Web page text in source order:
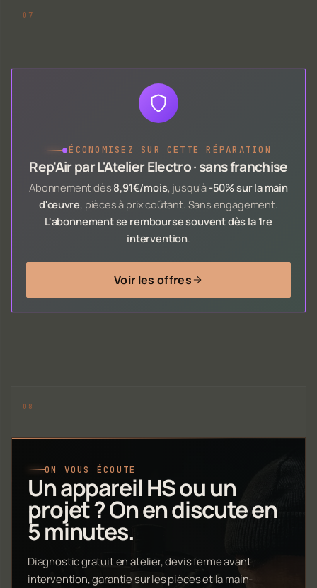
●ÉCONOMISEZ SUR CETTE RÉPARATION
Rep'Air par L'Atelier Electro · sans franchise
Abonnement dès 8,91€/mois, jusqu'à -50% sur la main
d'œuvre, pièces à prix coûtant. Sans engagement.
L'abonnement se rembourse souvent dès la 1re
intervention.
Voir les offres
ON VOUS ÉCOUTE
Un appareil HS ou un
projet ? On en discute en
5 minutes.
Diagnostic gratuit en atelier, devis ferme avant
intervention, garantie sur les pièces et la main-